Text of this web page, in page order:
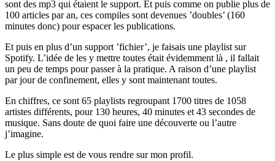
sont des mp3 qui étaient le support. Et puis comme on publie plus de
100 articles par an, ces compiles sont devenues ’doubles’ (160
minutes donc) pour espacer les publications.
Et puis en plus d’un support ’fichier’, je faisais une playlist sur
Spotify. L’idée de les y mettre toutes était évidemment là , il fallait
un peu de temps pour passer à la pratique. A raison d’une playlist
par jour de confinement, elles y sont maintenant toutes.
En chiffres, ce sont 65 playlists regroupant 1700 titres de 1058
artistes différents, pour 130 heures, 40 minutes et 43 secondes de
musique. Sans doute de quoi faire une découverte ou l’autre
j’imagine.
Le plus simple est de vous rendre sur mon profil.